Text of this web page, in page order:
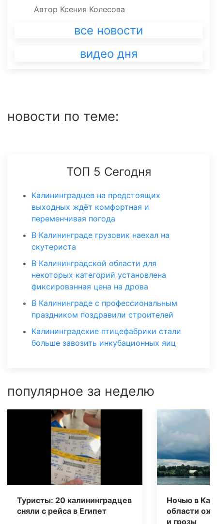
Автор Ксения Колесова
все новости
видео дня
новости по теме:
ТОП 5 Сегодня
Калининградцев на предстоящих
выходных ждёт комфортная и
переменчивая погода
В Калининграде грузовик наехал на
скутериста
В Калининградской области для
некоторых категорий установлена
фиксированная цена на дрова
В Калининграде с профессиональным
праздником поздравили строителей
Калининградские птицефабрики стали
больше завозить инкубационных яиц
популярное за неделю
Туристы: 20 калининградцев
сняли с рейса в Египет
Ночью в
области
и грозы